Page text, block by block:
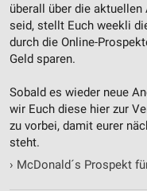
überall über die
seid, stellt Euch weekli
durch die Online-
Geld sparen.
Sobald es wieder neue
wir Euch diese hier zur
zu vorbei, damit eurer
steht.
› McDonald´s Prospekt